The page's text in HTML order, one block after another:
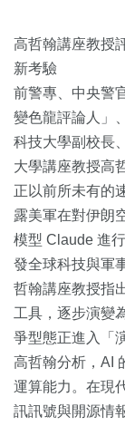
高哲翰講座教授
新考驗
前警專、中央警
變色龍評論人」
科技大學副校長
大學講座教授高
正以前所未有的
露美軍在對伊朗
模型 Claude 進
發全球科技與軍
哲翰講座教授指
工具，逐步演變
爭型態正進入「
高哲翰分析，AI
運算能力。在現
訊訊號與開源情